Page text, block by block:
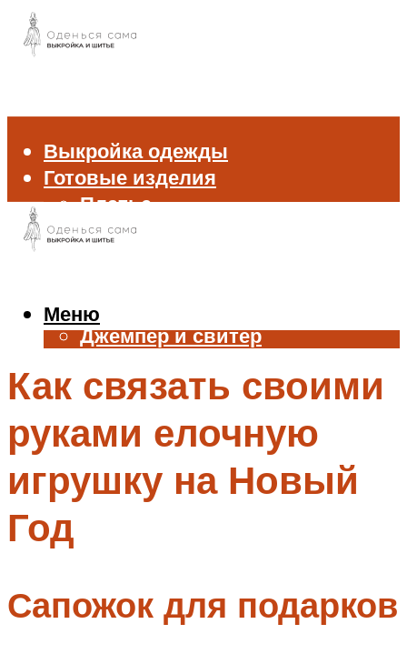
Выкройка одежды
Готовые изделия
Платье
Брюки
Жилет
Джемпер и свитер
Аксессуары
Меню
Меню
Как связать своими
руками елочную
игрушку на Новый
Год
Сапожок для подарков